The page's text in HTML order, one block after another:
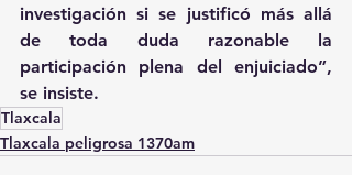
investigación si se justificó más allá
de toda duda razonable la
participación plena del enjuiciado”,
se insiste.
Tlaxcala
Tlaxcala peligrosa 1370am